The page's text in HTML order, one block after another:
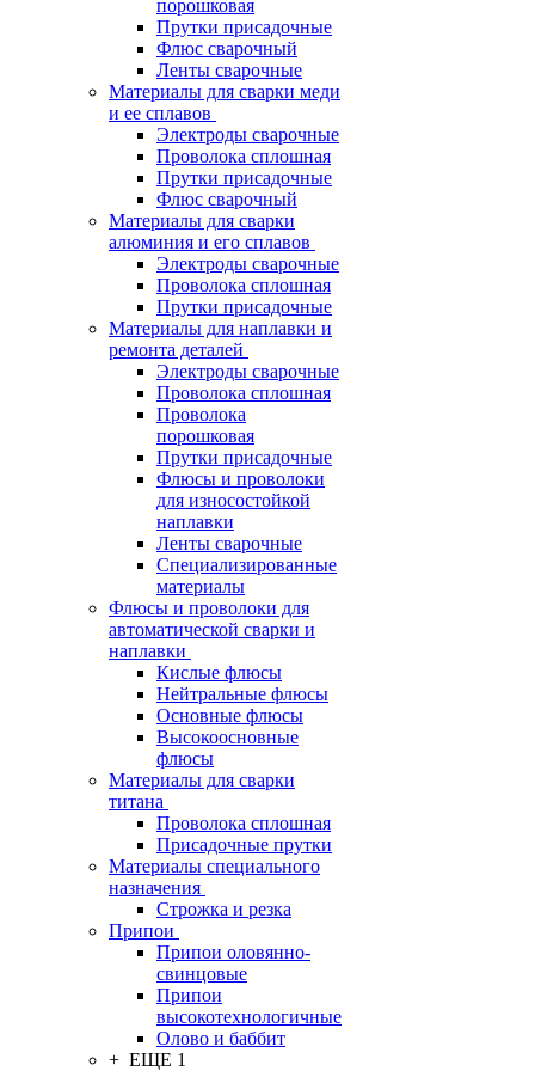
порошковая
Прутки присадочные
Флюс сварочный
Ленты сварочные
Материалы для сварки меди
и ее сплавов
Электроды сварочные
Проволока сплошная
Прутки присадочные
Флюс сварочный
Материалы для сварки
алюминия и его сплавов
Электроды сварочные
Проволока сплошная
Прутки присадочные
Материалы для наплавки и
ремонта деталей
Электроды сварочные
Проволока сплошная
Проволока
порошковая
Прутки присадочные
Флюсы и проволоки
для износостойкой
наплавки
Ленты сварочные
Специализированные
материалы
Флюсы и проволоки для
автоматической сварки и
наплавки
Кислые флюсы
Нейтральные флюсы
Основные флюсы
Высокоосновные
флюсы
Материалы для сварки
титана
Проволока сплошная
Присадочные прутки
Материалы специального
назначения
Строжка и резка
Припои
Припои оловянно-
свинцовые
Припои
высокотехнологичные
Олово и баббит
+ ЕЩЕ 1